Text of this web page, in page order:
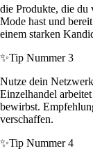
die Produkte, die du
Mode hast und
einem starken
✨Tip Nummer 3
Nutze dein
Einzelhandel
bewirbst.
verschaffen.
✨Tip Nummer 4